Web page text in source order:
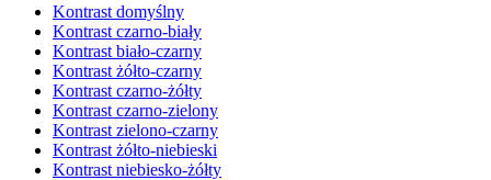
Kontrast domyślny
Kontrast czarno-biały
Kontrast biało-czarny
Kontrast żółto-czarny
Kontrast czarno-żółty
Kontrast czarno-zielony
Kontrast zielono-czarny
Kontrast żółto-niebieski
Kontrast niebiesko-żółty